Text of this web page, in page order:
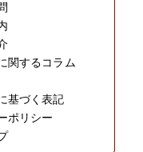
関するコラム
基づく表記
ポリシー